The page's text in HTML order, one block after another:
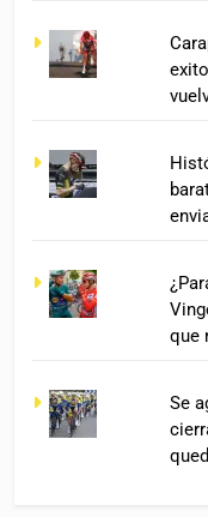
que
Se